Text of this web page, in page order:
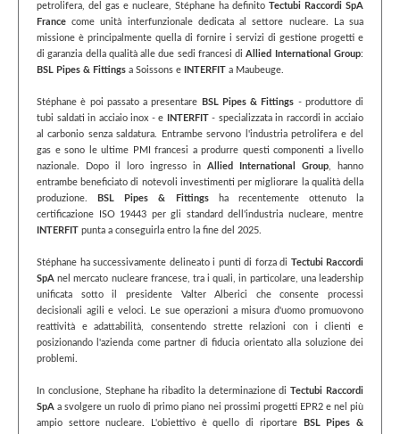
petrolifera, del gas e nucleare, Stéphane ha definito
Tectubi Raccordi SpA
France come unità interfunzionale dedicata al settore nucleare. La sua
missione è principalmente quella di fornire i servizi di gestione progetti e
di garanzia della qualità alle due sedi francesi diAllied International Group:
BSL Pipes & Fittings a Soissons e INTERFIT a Maubeuge.
Stéphane è poi passato a presentare BSL Pipes & Fittings - produttore di
tubi saldati in acciaio inox - e
INTERFIT
- specializzata in raccordi in acciaio
al carbonio senza saldatura. Entrambe servono l'industria petrolifera e del
gas e sono le ultime PMI francesi a produrre questi componenti a livello
nazionale. Dopo il loro ingresso in Allied International Group, hanno
entrambe beneficiato di notevoli investimenti per migliorare la qualità della
produzione.
BSL Pipes & Fittingsha recentemente ottenuto la
certificazione ISO 19443 per gli standard dell'industria nucleare, mentre
INTERFIT
punta a conseguirla entro la fine del 2025.
Stéphane ha successivamente delineato i punti di forza di
Tectubi Raccordi
SpA nel mercato nucleare francese, tra i quali, in particolare, una leadership
unificata sotto il presidente Valter Alberici che consente processi
decisionali agili e veloci. Le sue operazioni a misura d'uomo promuovono
reattività e adattabilità, consentendo strette relazioni con i clienti e
posizionando l'azienda come partner di fiducia orientato alla soluzione dei
problemi.
In conclusione, Stephane ha ribadito la determinazione di
Tectubi Raccordi
SpA a svolgere un ruolo di primo piano nei prossimi progetti EPR2 e nel più
ampio settore nucleare. L'obiettivo è quello di riportare
BSL Pipes &